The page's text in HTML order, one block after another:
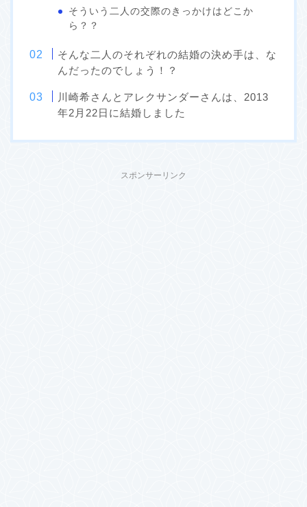
そういう二人の交際のきっかけはどこか
ら？？
そんな二人のそれぞれの結婚の決め手は、な
んだったのでしょう！？
川崎希さんとアレクサンダーさんは、2013
年2月22日に結婚しました
スポンサーリンク